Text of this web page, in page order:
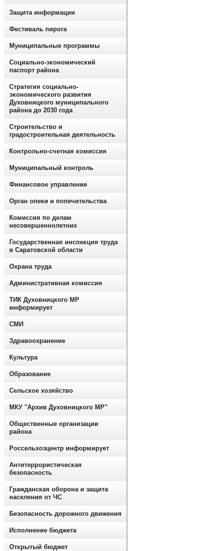
Защита информации
Фестиваль пирога
Муниципальные программы
Социально-экономический
паспорт района
Стратегия социально-
экономического развития
Духовницкого муниципального
района до 2030 года
Строительство и
градостроительная деятельность
Контрольно-счетная комиссия
Муниципальный контроль
Финансовое управление
Орган опеки и попечительства
Комиссия по делам
несовершеннолетних
Государственная инспекция труда
в Саратовской области
Охрана труда
Административная комиссия
ТИК Духовницкого МР
информирует
СМИ
Здравоохранение
Культура
Образование
Сельское хозяйство
МКУ "Архив Духовницкого МР"
Общественные организации
района
Россельхозцентр информирует
Антитеррористическая
безопасность
Гражданская оборона и защита
населения от ЧС
Безопасность дорожного движения
Исполнение бюджета
Открытый бюджет